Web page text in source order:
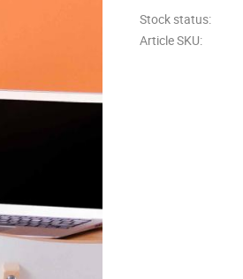
Stock status
Article SKU